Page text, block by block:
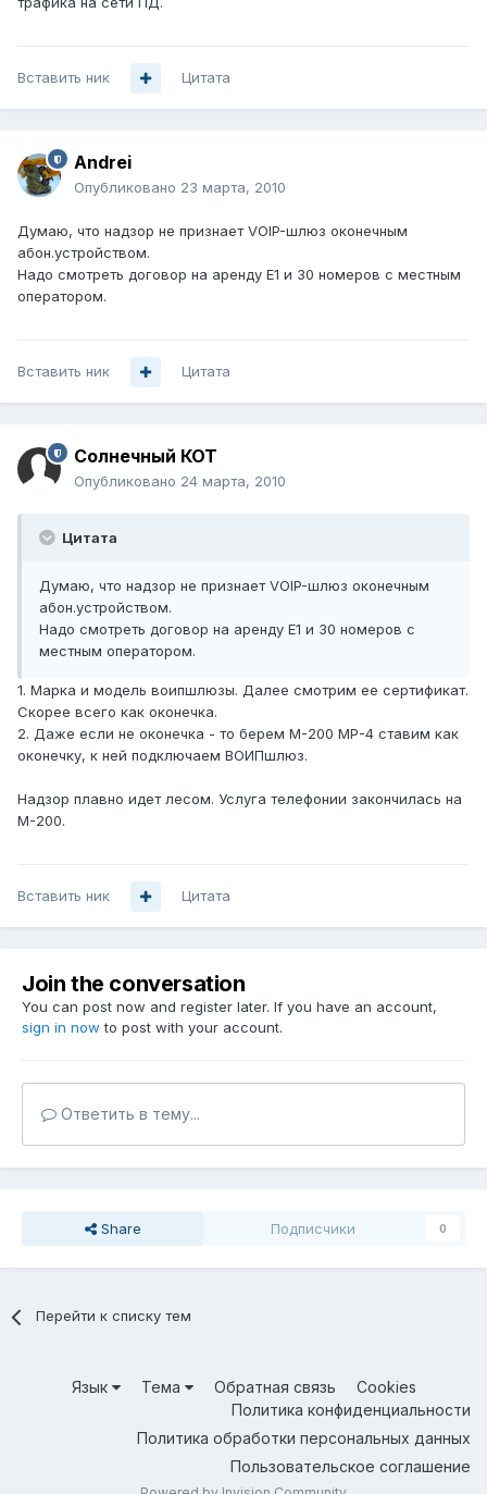
Вставить ник Цитата
Andrei
Опубликовано 23 марта, 2010
Думаю, что надзор не признает VOIP-шлюз оконечным
абон.устройством.
Надо смотреть договор на аренду Е1 и 30 номеров с местным
оператором.
Вставить ник Цитата
Солнечный КОТ
Опубликовано 24 марта, 2010
Цитата
Думаю, что надзор не признает VOIP-шлюз оконечным
абон.устройством.
Надо смотреть договор на аренду Е1 и 30 номеров с
местным оператором.
1. Марка и модель воипшлюзы. Далее смотрим ее сертификат.
Скорее всего как оконечка.
2. Даже если не оконечка - то берем М-200 МР-4 ставим как
оконечку, к ней подключаем ВОИПшлюз.
Надзор плавно идет лесом. Услуга телефонии закончилась на
М-200.
Вставить ник Цитата
Join the conversation
You can post now and register later. If you have an account,
sign in now to post with your account.
Ответить в тему...
Share Подписчики 0
Перейти к списку тем
Язык Тема Обратная связь
Cookies
Политика конфиденциальности
Политика обработки персональных данных
Пользовательское соглашение